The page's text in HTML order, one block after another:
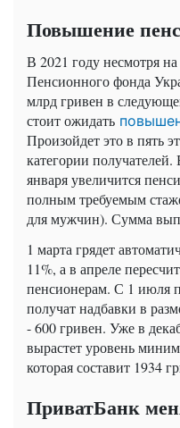
Повышение
В 2021 году несмотря
Пенсионного фонда
млрд гривен в
стоит ожидать
Произойдет это в пять
категории
января увеличится
полным требуемым
для мужчин). Сумма
1 марта грядет
11%, а в апреле
пенсионерам. С 1 июля
получат надбавки в
- 600 гривен. Уже в
вырастет уровень
которая составит 1934
ПриватБанк